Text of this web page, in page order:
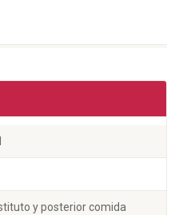
y posterior comida